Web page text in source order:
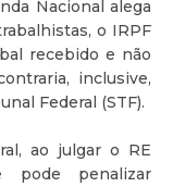
Nacional alega
o IRPF
recebido e não
inclusive,
Federal (STF).
ao julgar o RE
pode penalizar